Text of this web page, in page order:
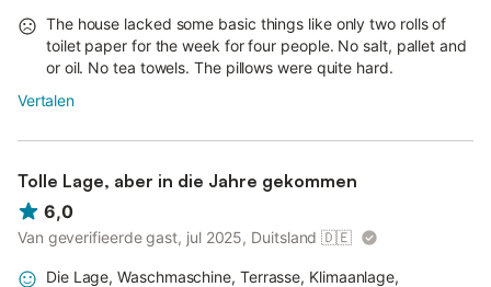
The house lacked some basic things like only two rolls of
toilet paper for the week for four people. No salt, pallet and
or oil. No tea towels. The pillows were quite hard.
Vertalen
Tolle Lage, aber in die Jahre gekommen
6,0
Van geverifieerde gast, jul 2025, Duitsland 🇩🇪
Die Lage, Waschmaschine, Terrasse, Klimaanlage,